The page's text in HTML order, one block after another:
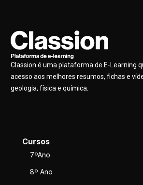
Classion é uma plataforma de E-Learning
acesso aos melhores resumos, fichas e
geologia, física e química.
Cursos
7ºAno
8º Ano